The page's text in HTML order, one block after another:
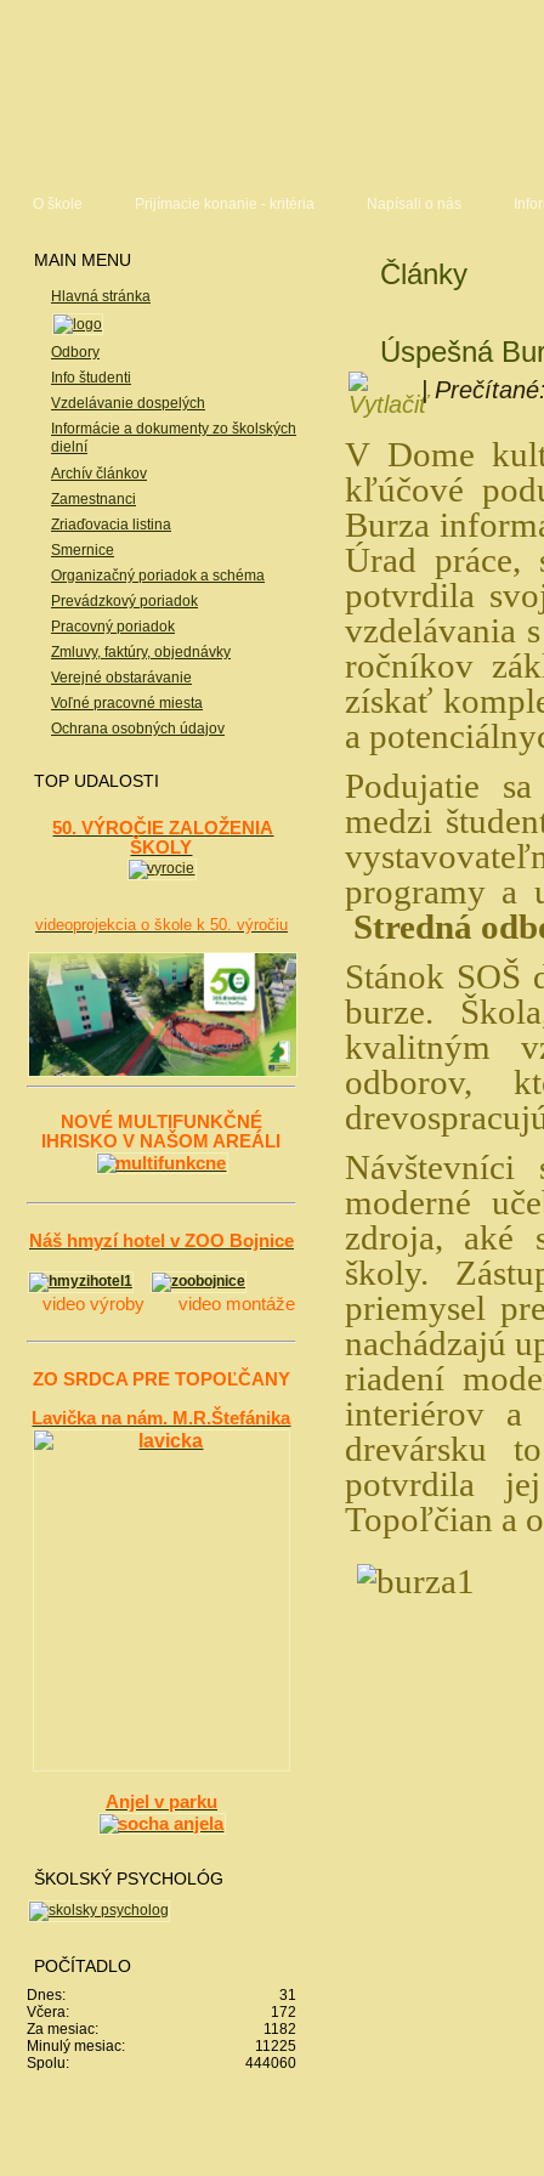
O škole Prijímacie konanie - kritéria Napísali o nás
MAIN MENU
Hlavná stránka
Odbory
Info študenti
Vzdelávanie dospelých
Informácie a dokumenty zo školských
dielní
Archív článkov
Zamestnanci
Zriaďovacia listina
Smernice
Organizačný poriadok a schéma
Prevádzkový poriadok
Pracovný poriadok
Zmluvy, faktúry, objednávky
Verejné obstarávanie
Voľné pracovné miesta
Ochrana osobných údajov
TOP UDALOSTI
50. VÝROČIE ZALOŽENIA
ŠKOLY
videoprojekcia o škole k 50. výročiu
NOVÉ MULTIFUNKČNÉ
IHRISKO V NAŠOM AREÁLI
Náš hmyzí hotel v ZOO Bojnice
video výroby video montáže
ZO SRDCA PRE TOPOĽČANY
Lavička na nám. M.R.Štefánika
Anjel v parku
ŠKOLSKÝ PSYCHOLÓG
POČÍTADLO
Dnes:
31
Včera:
172
Za mesiac:
1182
Minulý mesiac:
11225
Spolu:
444060
Články
Úspešná
|
V Dome
kľúčové
Burza
Úrad práce,
potvrdila
vzdelávania
ročníkov
získať
a
Podujatie
medzi
programy a
Stredná
Stánok SOŠ
burze.
kvalitným
odborov,
moderné
zdroja, aké
školy.
priemysel
nachádzajú
riadení
interiérov a
drevársku
potvrdila
Topoľčian a